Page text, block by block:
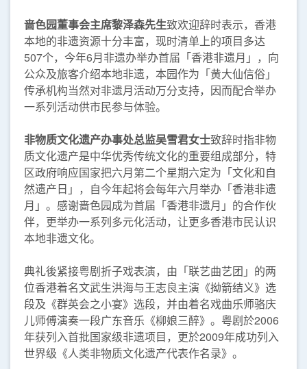
啬色园董事会主席黎泽森先生致欢迎辞时表示，香港
本地的非遗资源十分丰富，现时清单上的项目多达
507个，今年6月非遗办举办首届「香港非遗月」，向
公众及旅客介绍本地非遗，本园作为「黄大仙信俗」
传承机构当然对非遗月活动万分支持，因而配合举办
一系列活动供市民参与体验。
非物质文化遗产办事处总监吴雪君女士致辞时指非物
质文化遗产是中华优秀传统文化的重要组成部分，特
区政府响应国家把六月第二个星期六定为「文化和自
然遗产日」，自今年起将会每年六月举办「香港非遗
月」。感谢啬色园成为首届「香港非遗月」的合作伙
伴，更举办一系列多元化活动，让更多香港市民认识
本地非遗文化。
典礼後紧接粤剧折子戏表演，由「联艺曲艺团」的两
位香港着名文武生洪海与王志良主演《拗箭结义》选
段及《群英会之小宴》选段，并由着名戏曲乐师骆庆
儿师傅演奏一段广东音乐《柳娘三醉》。粤剧於2006
年获列入首批国家级非遗项目，更於2009年成功列入
世界级《人类非物质文化遗产代表作名录》。